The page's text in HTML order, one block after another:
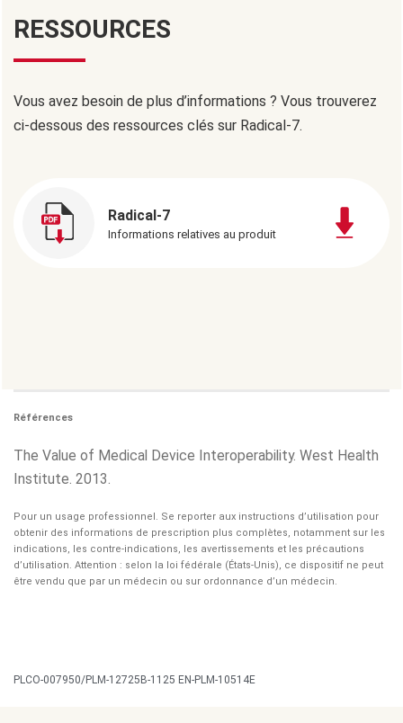
RESSOURCES
Vous avez besoin de plus d’informations ? Vous trouverez
ci-dessous des ressources clés sur Radical-7.
Radical-7
Informations relatives au produit
Références
The Value of Medical Device Interoperability. West Health
Institute. 2013.
Pour un usage professionnel. Se reporter aux instructions d’utilisation pour
obtenir des informations de prescription plus complètes, notamment sur les
indications, les contre-indications, les avertissements et les précautions
d’utilisation. Attention : selon la loi fédérale (États-Unis), ce dispositif ne peut
être vendu que par un médecin ou sur ordonnance d’un médecin.
PLCO-007950/PLM-12725B-1125 EN-PLM-10514E